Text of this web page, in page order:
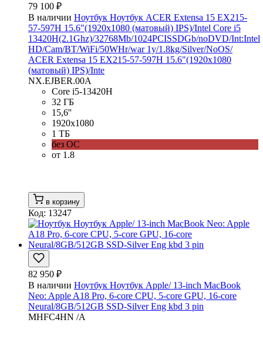
79 100 ₽
В наличии Ноутбук Ноутбук ACER Extensa 15 EX215-
57-597H 15.6"(1920x1080 (матовый) IPS)/Intel Core i5
13420H(2.1Ghz)/32768Mb/1024PCISSDGb/noDVD/Int:Intel
HD/Cam/BT/WiFi/50WHr/war 1y/1.8kg/Silver/NoOS/
ACER Extensa 15 EX215-57-597H 15.6"(1920x1080
(матовый) IPS)/Inte
NX.EJBER.00A
Core i5-13420H
32 ГБ
15,6''
1920x1080
1 ТБ
без ОС
от 1.8
в корзину
Код: 13247
82 950 ₽
В наличии Ноутбук Ноутбук Apple/ 13-inch MacBook
Neo: Apple A18 Pro, 6-core CPU, 5-core GPU, 16-core
Neural/8GB/512GB SSD-Silver Eng kbd 3 pin
MHFC4HN /A